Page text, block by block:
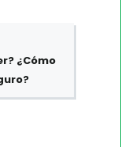
¿Cómo